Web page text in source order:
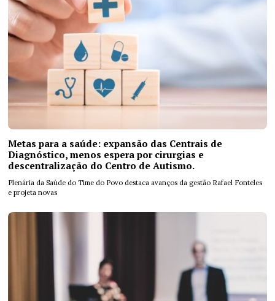
Metas para a saúde: expansão das Centrais de
Diagnóstico, menos espera por cirurgias e
descentralização do Centro de Autismo.
Plenária da Saúde do Time do Povo destaca avanços da gestão Rafael Fonteles
e projeta novas